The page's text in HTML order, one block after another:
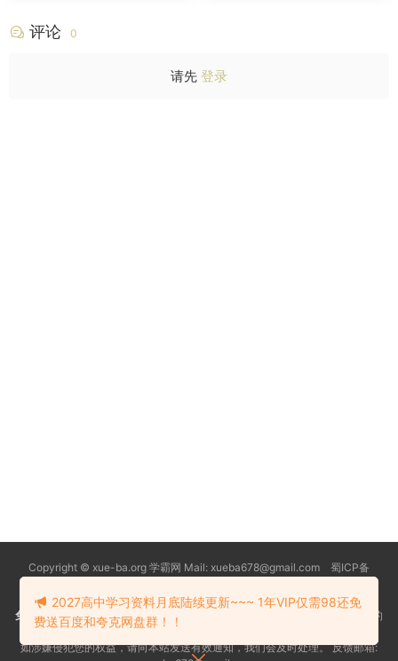
评论 0
请先 登录
Copyright © xue-ba.org 学霸网 Mail: xueba678@gmail.com 蜀ICP备
常见问题
更新日志 忘记密码本站推荐浏览器：Edge浏览器
免责声明：本站资源均搜索自互联网和网友分享,仅供大家学习交流,不对资料的
真实性和安全性负责！
如涉嫌侵犯您的权益，请向本站发送有效通知，我们会及时处理。 反馈邮箱:
2027高中学习资料月底陆续更新~~~ 1年VIP仅需98还免
费送百度和夸克网盘群！！